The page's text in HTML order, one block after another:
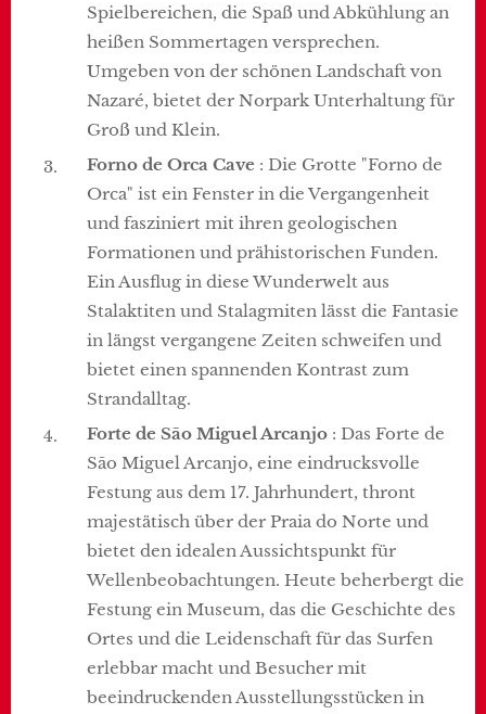
Spielbereichen, die Spaß und Abkühlung an
heißen Sommertagen versprechen.
Umgeben von der schönen Landschaft von
Nazaré, bietet der Norpark Unterhaltung für
Groß und Klein.
Forno de Orca Cave : Die Grotte "Forno de
Orca" ist ein Fenster in die Vergangenheit
und fasziniert mit ihren geologischen
Formationen und prähistorischen Funden.
Ein Ausflug in diese Wunderwelt aus
Stalaktiten und Stalagmiten lässt die Fantasie
in längst vergangene Zeiten schweifen und
bietet einen spannenden Kontrast zum
Strandalltag.
Forte de São Miguel Arcanjo : Das Forte de
São Miguel Arcanjo, eine eindrucksvolle
Festung aus dem 17. Jahrhundert, thront
majestätisch über der Praia do Norte und
bietet den idealen Aussichtspunkt für
Wellenbeobachtungen. Heute beherbergt die
Festung ein Museum, das die Geschichte des
Ortes und die Leidenschaft für das Surfen
erlebbar macht und Besucher mit
beeindruckenden Ausstellungsstücken in